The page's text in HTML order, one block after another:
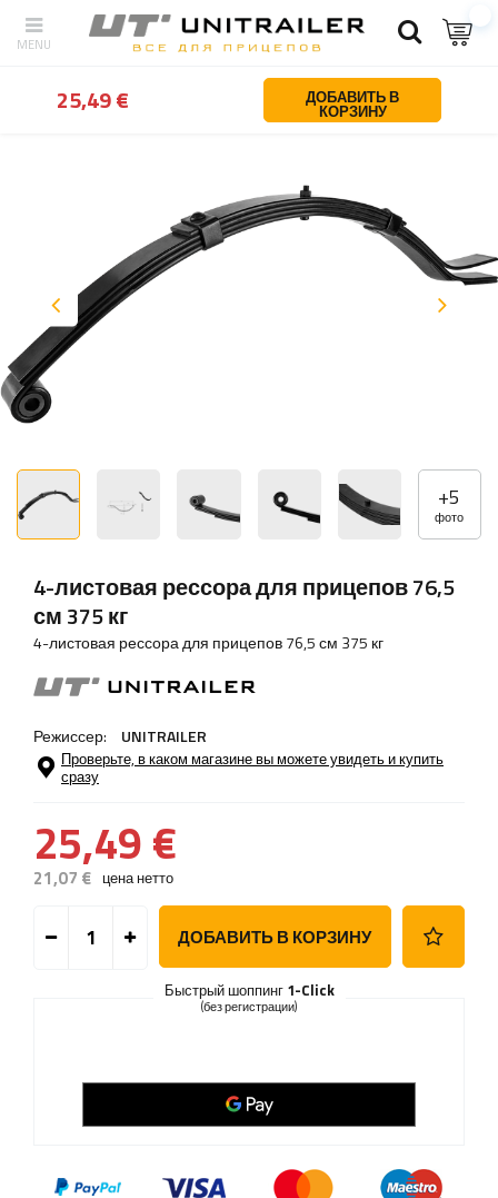
Назад Дом Запчасти для прицепов Оси и компоненты
+5
фото
4-листовая рессора для прицепов 76,5
см 375 кг
4-листовая рессора для прицепов 76,5 см 375 кг
Режиссер: UNITRAILER
Проверьте, в каком магазине вы можете увидеть и купить
сразу
25,49 €
21,07 € цена нетто
ДОБАВИТЬ В КОРЗИНУ
Быстрый шоппинг 1-Click
(без регистрации)
25,49 € ДОБАВИТЬ В
КОРЗИНУ